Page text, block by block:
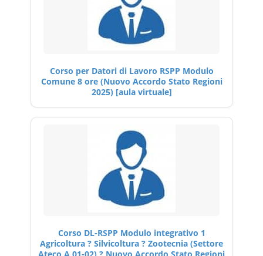
Corso per Datori di Lavoro RSPP Modulo
Comune 8 ore (Nuovo Accordo Stato Regioni
2025) [aula virtuale]
Corso DL-RSPP Modulo integrativo 1
Agricoltura ? Silvicoltura ? Zootecnia (Settore